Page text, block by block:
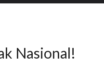
Nasional!